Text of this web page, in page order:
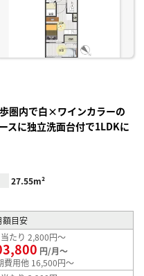
圏内で白×ワインカラーの
スに独立洗面台付で1LDKに
27.55m²
額目安
たり 2,800円～
円/月～
費用他 16,500円～